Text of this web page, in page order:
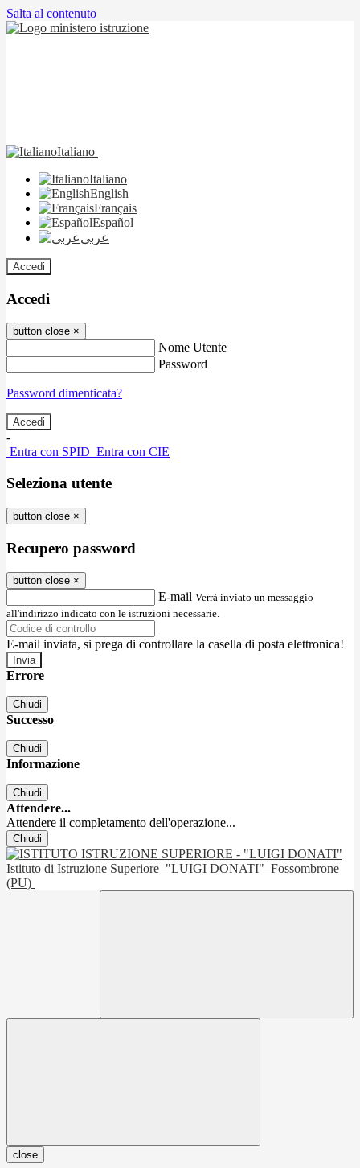
Salta al contenuto
Italiano
Italiano
English
Français
Español
عربى
Accedi
Accedi
button close ×
Nome Utente
Password
Password dimenticata?
-
Entra con SPID Entra con CIE
Seleziona utente
button close ×
Recupero password
button close ×
E-mail Verrà inviato un messaggio
all'indirizzo indicato con le istruzioni necessarie.
E-mail inviata, si prega di controllare la casella di posta elettronica!
Errore
Chiudi
Successo
Chiudi
Informazione
Chiudi
Attendere...
Attendere il completamento dell'operazione...
Chiudi
Istituto di Istruzione Superiore "LUIGI DONATI" Fossombrone
(PU)
close